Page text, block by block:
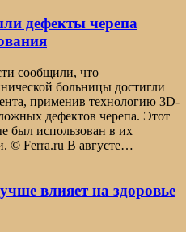
дефекты черепа
сообщили, что
больницы достигли
применив технологию 3D-
дефектов черепа. Этот
был использован в их
© Ferra.ru В августе…
влияет на здоровье